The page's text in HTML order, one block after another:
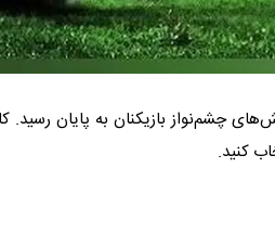
چشم‌نواز بازیکنان به پایان رسید.
کنید.